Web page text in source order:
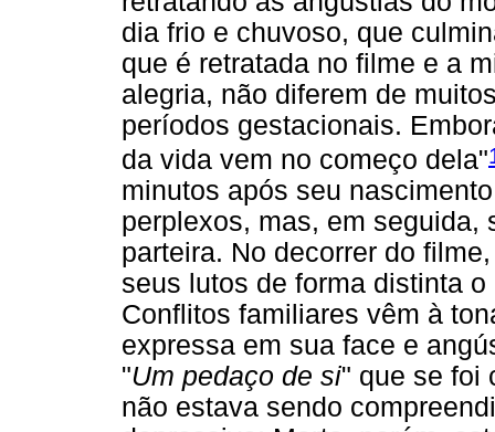
dia frio e chuvoso, que
que é retratada no filme e a
alegria, não diferem de
períodos gestacionais.
da vida vem no começo dela"
minutos após seu
perplexos, mas, em seguida,
parteira. No decorrer do
seus lutos de forma distinta
Conflitos familiares vêm à
expressa em sua face e
"Um pedaço de si" que se foi
não estava sendo